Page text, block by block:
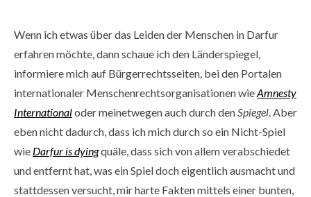
Wenn ich etwas über das Leiden der Menschen in Darfur
erfahren möchte, dann schaue ich den Länderspiegel,
informiere mich auf Bürgerrechtsseiten, bei den Portalen
internationaler Menschenrechtsorganisationen wieAmnesty
Internationaloder meinetwegen auch durch denSpiegel. Aber
eben nicht dadurch, dass ich mich durch so ein Nicht-Spiel
wie Darfur is dyingquäle, dass sich von allem verabschiedet
und entfernt hat, was ein Spiel doch eigentlich ausmacht und
stattdessen versucht, mir harte Fakten mittels einer bunten,